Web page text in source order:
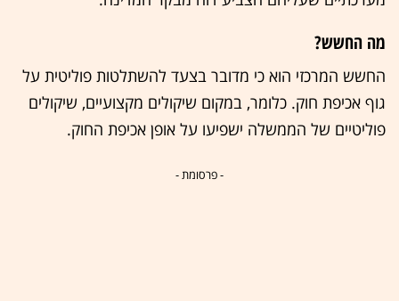
מה החשש?
החשש המרכזי הוא כי מדובר בצעד להשתלטות פוליטית על
גוף אכיפת חוק. כלומר, במקום שיקולים מקצועיים, שיקולים
פוליטיים של הממשלה ישפיעו על אופן אכיפת החוק.
- פרסומת -